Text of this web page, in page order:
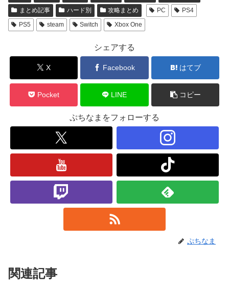
まとめ記事
ハード別 攻略まとめ PC
PS4
PS5
steam Switch Xbox One
シェアする
X Facebook はてブ
Pocket LINE コピー
ぷちなまをフォローする
ぷちなま
関連記事